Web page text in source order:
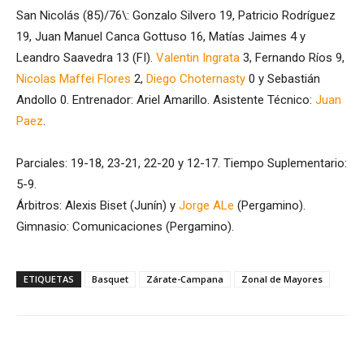
San Nicolás (85)/76\: Gonzalo Silvero 19, Patricio Rodríguez
19, Juan Manuel Canca Gottuso 16, Matías Jaimes 4 y
Leandro Saavedra 13 (FI). Valentin Ingrata 3, Fernando Ríos 9,
Nicolas Maffei Flores 2, Diego Choternasty 0 y Sebastián
Andollo 0. Entrenador: Ariel Amarillo. Asistente Técnico: Juan
Paez
Parciales: 19-18, 23-21, 22-20 y 12-17. Tiempo Suplementario:
5-9.
Árbitros: Alexis Biset (Junín) y Jorge ALe (Pergamino).
Gimnasio: Comunicaciones (Pergamino).
ETIQUETAS Basquet Zárate-Campana Zonal de Mayores